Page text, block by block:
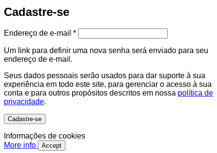
Cadastre-se
Endereço de e-mail *Obrigatório
Um link para definir uma nova senha será enviado para seu
endereço de e-mail.
Seus dados pessoais serão usados ​​para dar suporte à sua
experiência em todo este site, para gerenciar o acesso à sua
conta e para outros propósitos descritos em nossa política de
privacidade.
Cadastre-se
Informações de cookies
More info
Accept